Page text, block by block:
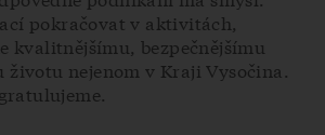
pokračovat v aktivitách,
kvalitnějšímu, bezpečnějšímu
nejenom v Kraji Vysočina.